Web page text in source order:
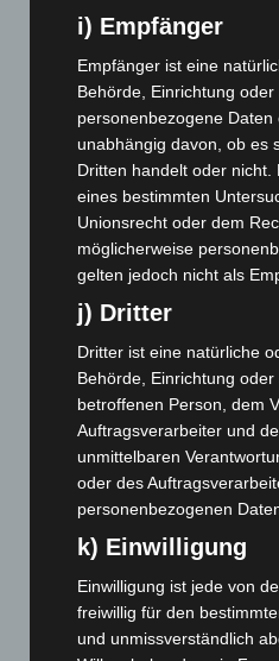
und Bothfeld
8. August 2026
Niedersachsen:
Waldbrandeinsatz aus
7. August 2026
Hannover: Erste Tigermücken-
entdeckt
Brand im „Haus der
eingedämmt
6. August 2026
Region Hannover: 21 neue
Mann läuft mit
5. August 2026
Celle: Mensch stirbt bei
i) Empfänger
Empfänger ist eine
Behörde, Einrichtung
personenbezogene
unabhängig davon, ob es
Dritten handelt oder
eines bestimmten
Unionsrecht oder dem
möglicherweise
gelten jedoch nicht als
j) Dritter
Dritter ist eine natürliche
Behörde, Einrichtung
betroffenen Person, dem
Auftragsverarbeiter und
unmittelbaren
oder des
personenbezogenen
k) Einwilligung
Einwilligung ist jede von
freiwillig für den
und unmissverständlich